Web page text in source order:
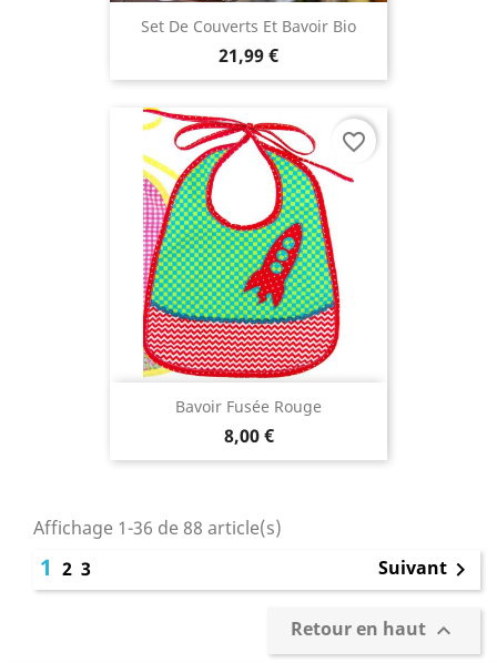
Set De Couverts Et Bavoir Bio
21,99 €
Bavoir Fusée Rouge
8,00 €
favorite_border
Affichage 1-36 de 88 article(s)
1 2 3 Suivant 
Retour en haut 